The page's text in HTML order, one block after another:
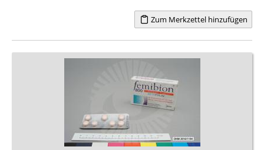
Zum Merkzettel hinzufügen